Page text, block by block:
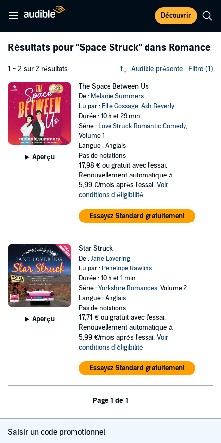
Découvrir
Résultats pour "Space Struck" dans Romance
1 - 2 sur 2 résultats Audible présente Filtre (1)
Aperçu
The Space Between Us
De : Melanie Summers
Lu par : Ellie Gossage,Ash Beverly
Durée : 10 h et 29 min
Série : Love Struck Romantic Comedy,
Volume 1
Langue : Anglais
Pas de notations
17,98 € ou gratuit avec l'essai.
Renouvellement automatique à
5,99 €/mois après l'essai. Voir
conditions d'éligibilité
Essayez Standard gratuitement
Aperçu
Star Struck
De :Jane Lovering
Lu par : Penelope Rawlins
Durée : 10 h et 1 min
Série :Yorkshire Romances, Volume 2
Langue : Anglais
Pas de notations
17,71 € ou gratuit avec l'essai.
Renouvellement automatique à
5,99 €/mois après l'essai. Voir
conditions d'éligibilité
Essayez Standard gratuitement
Page 1 de 1
Saisir un code promotionnel